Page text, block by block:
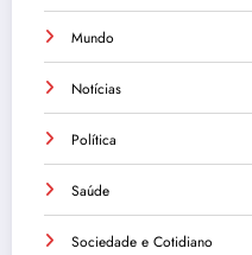
Mundo
Notícias
Política
Saúde
Sociedade e Cotidiano